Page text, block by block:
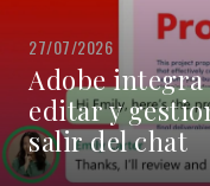
27/07/2026
Adobe integra
editar y
salir del chat